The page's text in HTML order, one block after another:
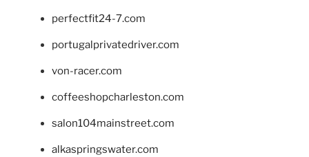
perfectfit24-7.com
portugalprivatedriver.com
von-racer.com
coffeeshopcharleston.com
salon104mainstreet.com
alkaspringswater.com